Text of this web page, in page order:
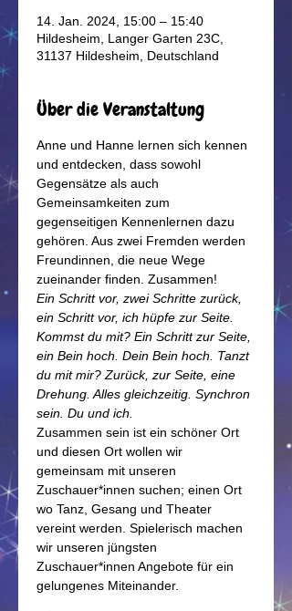
14. Jan. 2024, 15:00 – 15:40
Hildesheim, Langer Garten 23C,
31137 Hildesheim, Deutschland
Über die Veranstaltung
Anne und Hanne lernen sich kennen
und entdecken, dass sowohl
Gegensätze als auch
Gemeinsamkeiten zum
gegenseitigen Kennenlernen dazu
gehören. Aus zwei Fremden werden
Freundinnen, die neue Wege
zueinander finden. Zusammen!
Ein Schritt vor, zwei Schritte zurück,
ein Schritt vor, ich hüpfe zur Seite.
Kommst du mit? Ein Schritt zur Seite,
ein Bein hoch. Dein Bein hoch. Tanzt
du mit mir? Zurück, zur Seite, eine
Drehung. Alles gleichzeitig. Synchron
sein. Du und ich.
Zusammen sein ist ein schöner Ort
und diesen Ort wollen wir
gemeinsam mit unseren
Zuschauer*innen suchen; einen Ort
wo Tanz, Gesang und Theater
vereint werden. Spielerisch machen
wir unseren jüngsten
Zuschauer*innen Angebote für ein
gelungenes Miteinander.